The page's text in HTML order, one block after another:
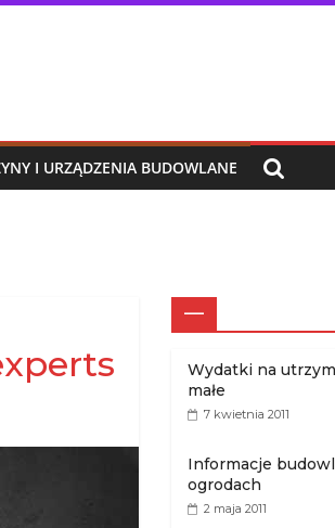
I URZĄDZENIA BUDOWLANE
—
Wydatki na
małe
7 kwietnia 2011
Informacje
ogrodach
2 maja 2011